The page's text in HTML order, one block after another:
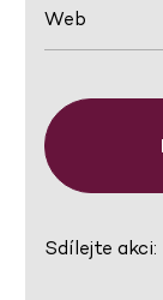
Web
Sdílejte akci: